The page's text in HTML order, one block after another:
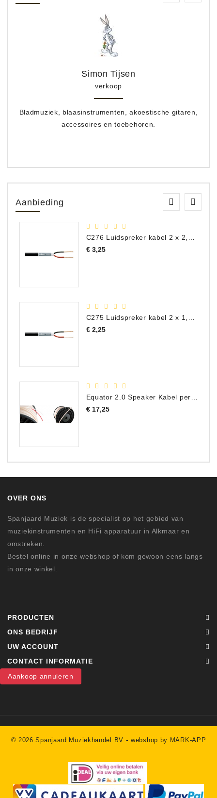
Simon Tijsen
verkoop
Bladmuziek, blaasinstrumenten, akoestische gitaren,
accessoires en toebehoren.
Aanbieding
€ 3,25Prijs
€ 2,25Prijs
Equator 2.0 Speaker Kabel per meter
€ 17,25Prijs
OVER ONS
Spanjaard Muziek is de specialist op het gebied van
muziekinstrumenten en HiFi apparatuur in Alkmaar en
omstreken.
Bestel online in onze webshop of kom gewoon eens langs
in onze winkel.
PRODUCTEN
ONS BEDRIJF
UW ACCOUNT
CONTACT INFORMATIE
Aankoop annuleren
© 2026 Spanjaard Muziekhandel BV -webshop by MARK-APP